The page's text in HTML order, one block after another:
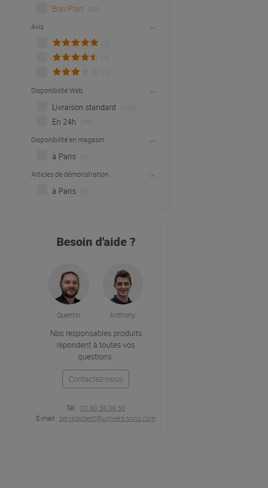
Bon Plan
(42)
Avis
Disponibilité Web
Livraison standard (104)
En 24h
(39)
Disponibilité en magasin
à Paris
(4)
Articles de démonstration
à Paris (3)
Besoin d'aide ?
Quentin Anthony
Nos responsables produits
répondent à toutes vos
questions.
Contactez-nous
Tél. : 01 80 38 38 50
E-mail : serviceclient@univers-sons.com